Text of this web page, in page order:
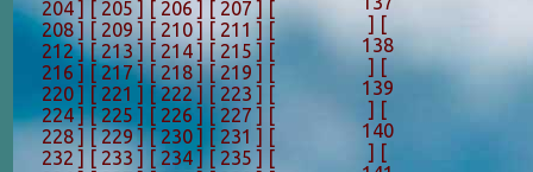
] [
138
] [
139
] [
140
] [
204 ] [ 205 ] [ 206 ] [ 207 ] [
208 ] [ 209 ] [ 210 ] [ 211 ] [
212 ][ 213 ][ 214 ][ 215 ] [
216 ] [ 217 ][ 218 ][ 219 ] [
220 ] [ 221 ] [ 222 ] [ 223 ] [
224 ][ 225 ] [ 226 ] [ 227 ] [
228 ][ 229 ][ 230 ] [ 231 ] [
232 ] [ 233 ] [ 234 ][ 235 ] [